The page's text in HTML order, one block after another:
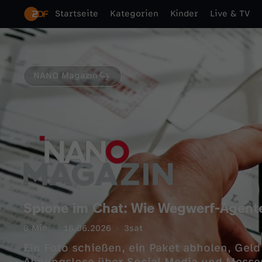
Startseite Kategorien Kinder Live & TV
NANO Magazin
Spione im Chat: Wie Wegwerf-
8 Min. 16.06.2026 3sat
Ein Foto schießen, ein Paket abholen,